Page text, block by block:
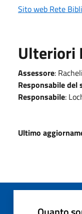
Sito web Rete
Ulteriori
Assessore:
Responsabile del
Responsabile:
Ultimo